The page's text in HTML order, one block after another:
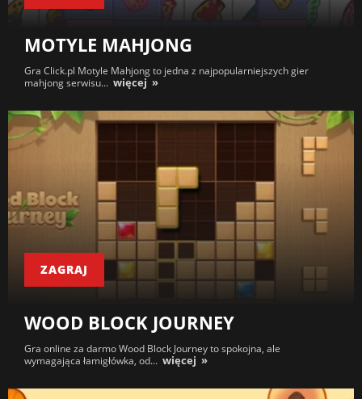
MOTYLE MAHJONG
Gra Click.pl Motyle Mahjong to jedna z najpopularniejszych gier
mahjong serwisu... więcej
ZAGRAJ
WOOD BLOCK JOURNEY
Gra online za darmo Wood Block Journey to spokojna, ale
wymagająca łamigłówka, od... więcej